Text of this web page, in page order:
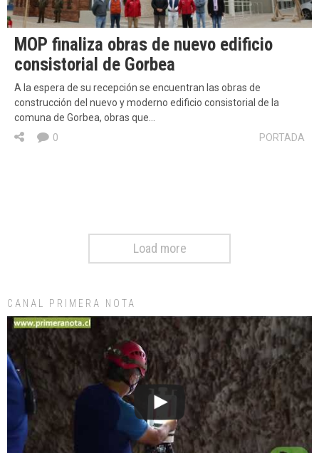
MOP finaliza obras de nuevo edificio
consistorial de Gorbea
A la espera de su recepción se encuentran las obras de
construcción del nuevo y moderno edificio consistorial de la
comuna de Gorbea, obras que…
PORTADA
0
Load more
CANAL PRIMERA NOTA